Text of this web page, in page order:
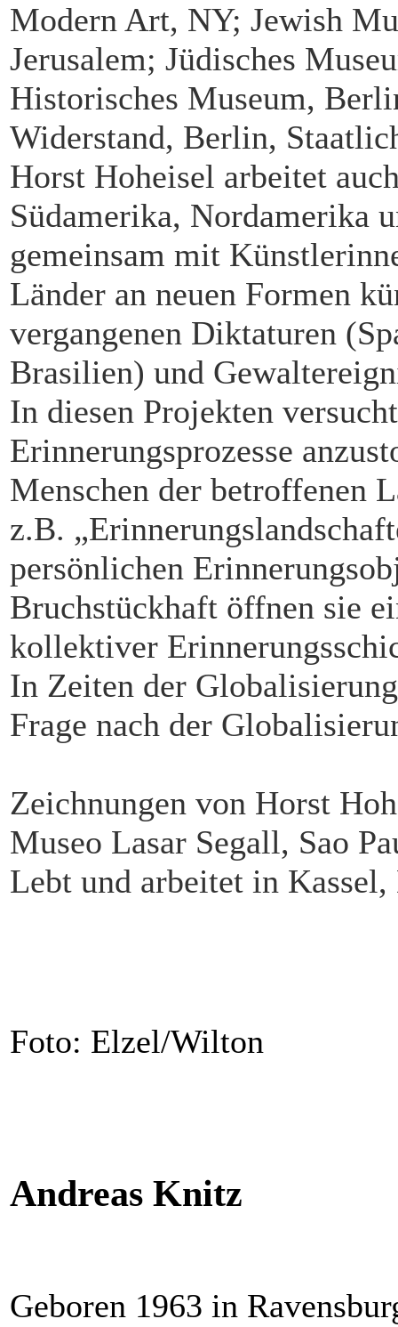
Modern Art, NY; Jewish
Jerusalem; Jüdisches
Historisches Museum,
Widerstand, Berlin,
Horst Hoheisel arbeitet
Südamerika, Nordamerika
gemeinsam mit
Länder an neuen Formen
vergangenen Diktaturen
Brasilien) und
In diesen Projekten
Erinnerungsprozesse
Menschen der betroffenen
z.B.
persönlichen
Bruchstückhaft öffnen sie
kollektiver
In Zeiten der
Frage nach der
Zeichnungen von Horst
Museo Lasar Segall, Sao
Lebt und arbeitet in Kassel,
Foto: Elzel/Wilton
Andreas Knitz
Geboren 1963 in